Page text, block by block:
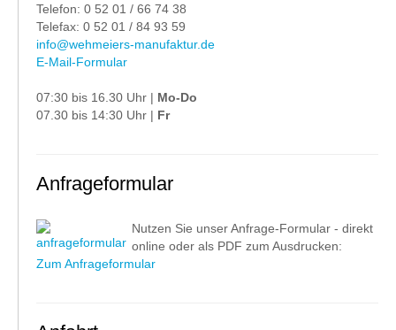
Telefon: 0 52 01 / 66 74 38
Telefax: 0 52 01 / 84 93 59
info@wehmeiers-manufaktur.de
E-Mail-Formular
07:30 bis 16.30 Uhr | Mo-Do
07.30 bis 14:30 Uhr | Fr
Anfrageformular
Nutzen Sie unser Anfrage-Formular - direkt
online oder als PDF zum Ausdrucken:
Zum Anfrageformular